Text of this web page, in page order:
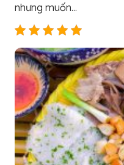
nhưng muốn...